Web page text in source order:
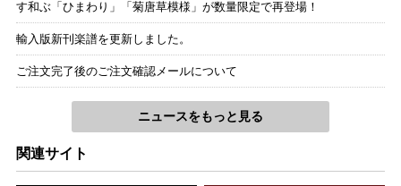
す和ぶ「ひまわり」「菊唐草模様」が数量限定で再登場！
輸入版新刊楽譜を更新しました。
ご注文完了後のご注文確認メールについて
ニュースをもっと見る
関連サイト